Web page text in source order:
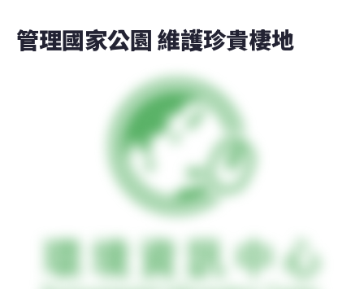
管理國家公園 維護珍貴棲地